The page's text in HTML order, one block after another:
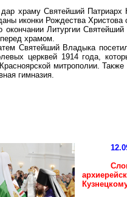
храму Святейший Патриарх
иконки Рождества
окончании Литургии
храмом.
Святейший Владыка
церквей 1914 года,
митрополии.
гимназия.